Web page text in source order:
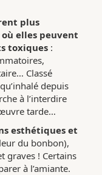
plus
elles peuvent
toxiques :
Classé
depuis
à l’interdire
tarde…
esthétiques et
du bonbon),
graves ! Certains
à l’amiante.